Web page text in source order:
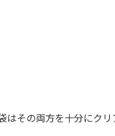
はその両方を十分にクリ